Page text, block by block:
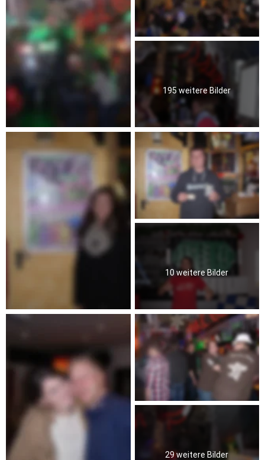
195 weitere Bilder
10 weitere Bilder
29 weitere Bilder